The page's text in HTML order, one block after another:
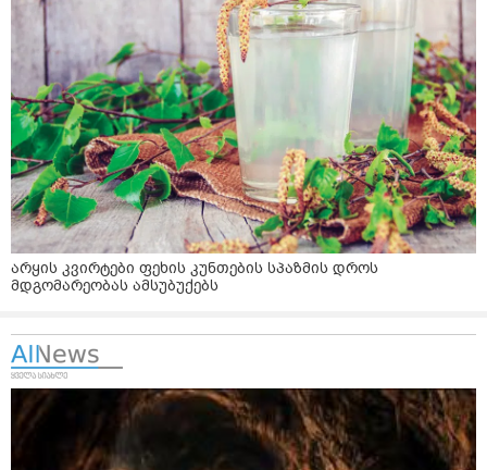
არყის კვირტები ფეხის კუნთების სპაზმის დროს
მდგომარეობას ამსუბუქებს